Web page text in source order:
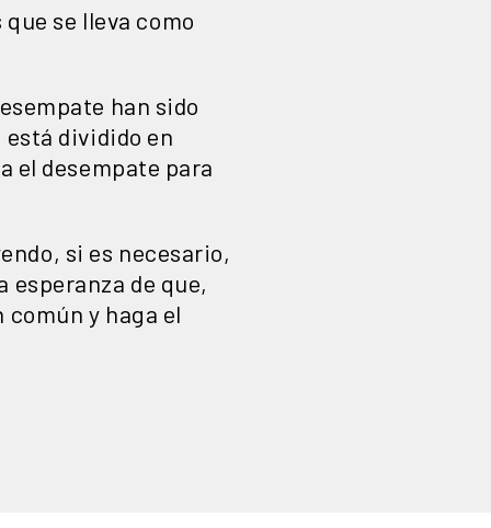
se lleva como
han sido
dividido en
el desempate para
si es necesario,
de que,
y haga el